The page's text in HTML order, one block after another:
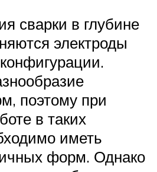
сварки в глубине
электроды
поэтому при
в таких
иметь
форм. Однако